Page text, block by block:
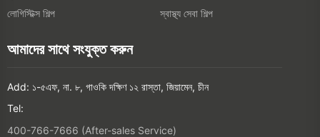
লোগিস্টিক্স শিল্প
স্বাস্থ্য সেবা শিল্প
আমাদের সাথে সংযুক্ত করুন
Add: ১-৫এফ, না. ৮, গাওকি দক্ষিণ ১২ রাস্তা, জিয়ামেন, চীন
Tel:
400-766-7666 (After-sales Service)